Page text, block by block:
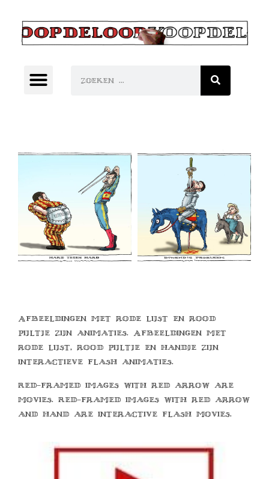
Afbeeldingen met rode lijst en rood
pijltje zijn animaties. Afbeeldingen met
rode lijst, rood pijltje en handje zijn
interactieve flash animaties.
Red-framed images with red arrow are
movies. Red-framed images with red arrow
and hand are interactive flash movies.